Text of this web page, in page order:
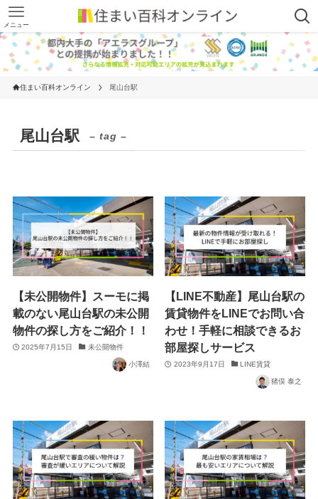
メニュー
住まい百科オンライン 尾山台駅
尾山台駅 – tag –
【未公開物件】スーモに掲
載のない尾山台駅の未公開
物件の探し方をご紹介！！
2025年7月15日 未公開物件
小澤結
【LINE不動産】尾山台駅の
賃貸物件をLINEでお問い合
わせ！手軽に相談できるお
部屋探しサービス
2023年9月17日 LINE賃貸
猪俣 泰之